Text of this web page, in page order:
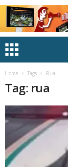
Home Tags Rua
Tag: rua